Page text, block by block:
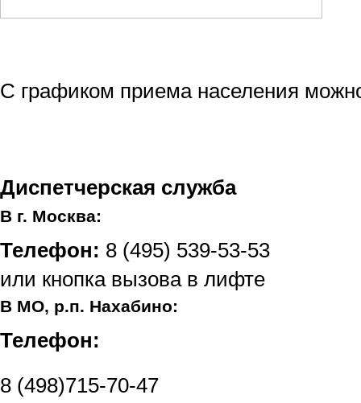
С графиком приема населения
Диспетчерская служба
В г. Москва:
Телефон: 8 (495) 539-53-53
или кнопка вызова в лифте
В МО, р.п. Нахабино:
Телефон:
8 (498)715-70-47